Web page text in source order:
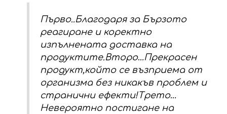
Първо..Благодаря за Бързото
реагиране и коректно
изпълнената доставка на
продуктите.Второ…Прекрасен
продукт,който се възприема от
организма без никакъв проблем и
странични ефекти!Трето…
Невероятно постигане на